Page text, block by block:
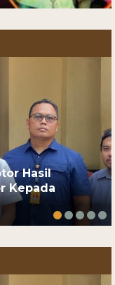
Hasil
Kepada